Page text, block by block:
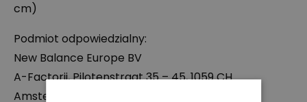
cm)
Podmiot odpowiedzialny:
New Balance Europe BV
A-Factorij, Pilotenstraat 35 – 45, 1059 CH
Amsterdam, Holandia